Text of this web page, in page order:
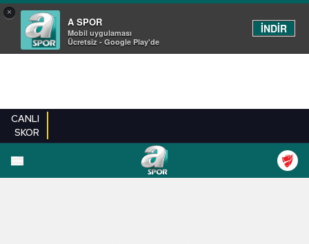
×
A SPOR
Mobil uygulaması
Ücretsiz - Google Play'de
İNDİR
CANLI
SKOR
EN YENILER